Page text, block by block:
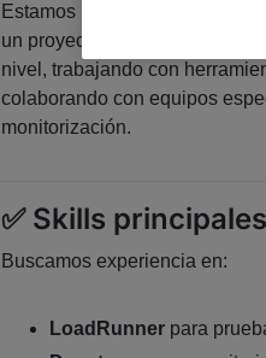
Estamos buscando un/a
un proyecto de larga duración
nivel, trabajando con
colaborando con equipos
monitorización.
✅ Skills principales
Buscamos experiencia en:
LoadRunnerpara